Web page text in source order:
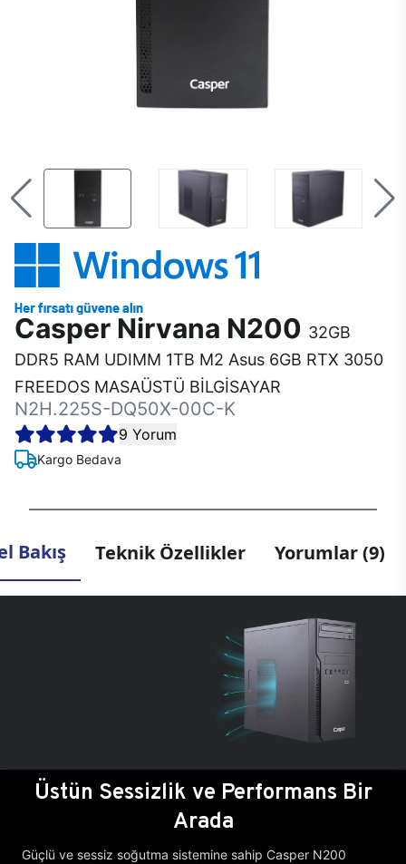
Casper Nirvana N200 32GB
DDR5 RAM UDIMM 1TB M2 Asus 6GB RTX 3050
FREEDOS MASAÜSTÜ BİLGİSAYAR
N2H.225S-DQ50X-00C-K
9 Yorum
Kargo Bedava
Bakış Teknik Özellikler Yorumlar (9)
Üstün Sessizlik ve Performans Bir
Arada
Güçlü ve sessiz soğutma sistemine sahip Casper N200